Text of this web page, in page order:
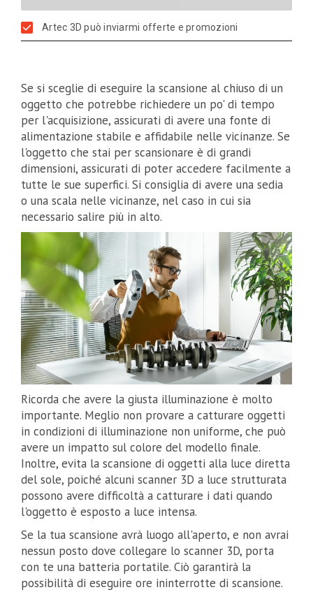
Artec 3D può inviarmi offerte e promozioni
Se si sceglie di eseguire la scansione al chiuso di un
oggetto che potrebbe richiedere un po' di tempo
per l'acquisizione, assicurati di avere una fonte di
alimentazione stabile e affidabile nelle vicinanze. Se
l'oggetto che stai per scansionare è di grandi
dimensioni, assicurati di poter accedere facilmente a
tutte le sue superfici. Si consiglia di avere una sedia
o una scala nelle vicinanze, nel caso in cui sia
necessario salire più in alto.
Ricorda che avere la giusta illuminazione è molto
importante. Meglio non provare a catturare oggetti
in condizioni di illuminazione non uniforme, che può
avere un impatto sul colore del modello finale.
Inoltre, evita la scansione di oggetti alla luce diretta
del sole, poiché alcuni scanner 3D a luce strutturata
possono avere difficoltà a catturare i dati quando
l'oggetto è esposto a luce intensa.
Se la tua scansione avrà luogo all'aperto, e non avrai
nessun posto dove collegare lo scanner 3D, porta
con te una batteria portatile. Ciò garantirà la
possibilità di eseguire ore ininterrotte di scansione.